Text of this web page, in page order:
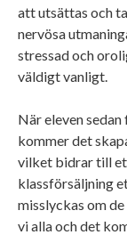
att utsättas och
nervösa
stressad och
väldigt vanligt.
När eleven
kommer det
vilket bidrar till
klassförsäljning
misslyckas om
vi alla och det